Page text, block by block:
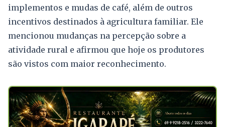
implementos e mudas de café, além de outros
incentivos destinados à agricultura familiar. Ele
mencionou mudanças na percepção sobre a
atividade rural e afirmou que hoje os produtores
são vistos com maior reconhecimento.